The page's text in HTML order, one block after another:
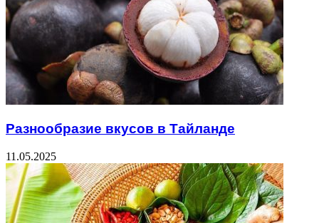
Разнообразие вкусов в Тайланде
11.05.2025